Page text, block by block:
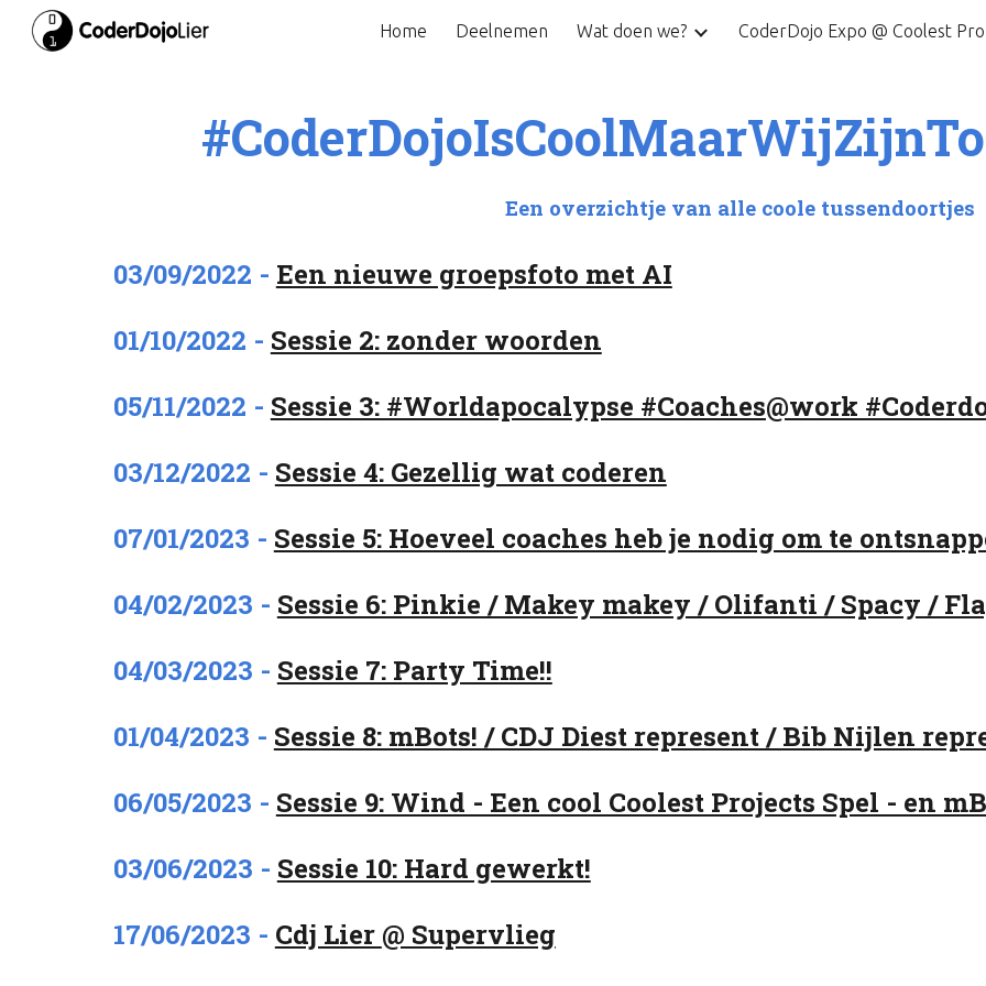
Skip to main content Skip to
Home Deelnemen Wat doen we?
Een overzichtje van alle coole tussendoortjes
03/09/2022 - Een nieuwe groepsfoto met AI
01/10/2022 - Sessie 2: zonder woorden
05/11/2022 - Sessie 3: #Worldapocalypse #Coaches@work
03/12/2022 - Sessie 4: Gezellig wat coderen
07/01/2023 - Sessie 5: Hoeveel coaches heb je nodig om te
04/02/2023 - Sessie 6: Pinkie / Makey makey / Olifanti / Spacy /
04/03/2023 - Sessie 7: Party Time!!
01/04/2023 - Sessie 8: mBots! / CDJ Diest represent / Bib Nijlen
06/05/2023 - Sessie 9: Wind - Een cool Coolest Projects Spel - en
03/06/2023 - Sessie 10: Hard gewerkt!
17/06/2023 - Cdj Lier @ Supervlieg